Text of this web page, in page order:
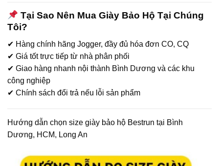
Tại Sao Nên Mua Giày Bảo Hộ Tại Chúng
Tôi?
✔ Hàng chính hãng Jogger, đầy đủ hóa đơn CO, CQ
✔ Giá tốt trực tiếp từ nhà phân phối
✔ Giao hàng nhanh nội thành Bình Dương và các khu
công nghiệp
✔ Chính sách đổi trả nếu lỗi sản phẩm
Hướng dẫn chọn size giày bảo hộ Bestrun tại Bình
Dương, HCM, Long An